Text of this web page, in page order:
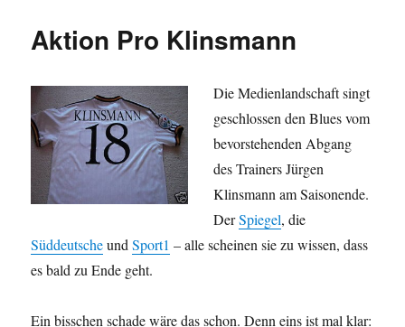
Aktion Pro Klinsmann
Die Medienlandschaft singt
geschlossen den Blues vom
bevorstehenden Abgang
des Trainers Jürgen
Klinsmann am Saisonende.
DerSpiegel, die
SüddeutscheundSport1 – alle scheinen sie zu wissen, dass
es bald zu Ende geht.
Ein bisschen schade wäre das schon. Denn eins ist mal klar: